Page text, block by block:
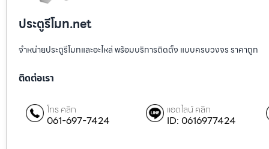
ประตูรีโมท.net
จำหน่ายประตูรีโมทและอะไหล่ พร้อมบริการติดตั้ง แบบครบวงจร ราคาถูก
ติดต่อเรา
โทร คลิก
061-697-7424
แอดไลน์ คลิก
ID: 0616977424